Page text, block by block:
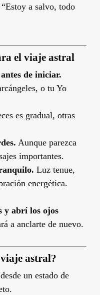
a salvo, todo
el viaje astral
de iniciar.
o tu Yo
es gradual, otras
Aunque parezca
importantes.
Luz tenue,
energética.
y abrí los ojos
a anclarte de nuevo.
astral?
un estado de